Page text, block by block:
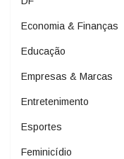
Economia & Finanças
Educação
Empresas & Marcas
Entretenimento
Esportes
Feminicídio